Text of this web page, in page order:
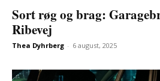
Sort røg og brag:
Ribevej
Thea Dyhrberg - 6 august, 2025